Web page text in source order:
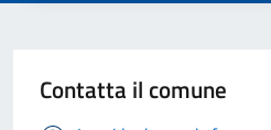
Contatta il comune